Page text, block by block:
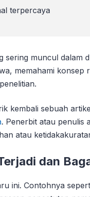
terpercaya
sering muncul dalam
memahami
kembali sebuah
. Penerbit atau penulis
atau
dan
ini. Contohnya